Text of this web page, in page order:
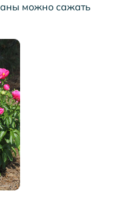
можно сажать